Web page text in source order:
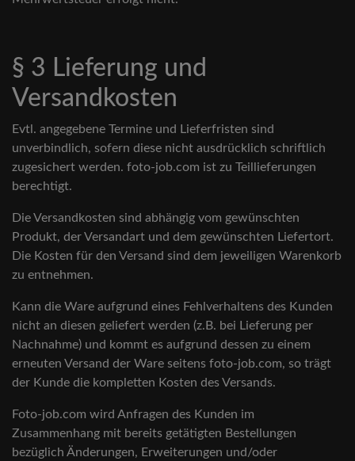
§ 3 Lieferung und
Versandkosten
Evtl. angegebene Termine und Lieferfristen sind
unverbindlich, sofern diese nicht ausdrücklich schriftlich
zugesichert werden. foto-job.com ist zu Teillieferungen
berechtigt.
Die Versandkosten sind abhängig vom gewünschten
Produkt, der Versandart und dem gewünschten Liefertort.
Die Kosten für den Versand sind dem jeweiligen Warenkorb
zu entnehmen.
Kann die Ware aufgrund eines Fehlverhaltens des Kunden
nicht an diesen geliefert werden (z.B. bei Lieferung per
Nachnahme) und kommt es aufgrund dessen zu einem
erneuten Versand der Ware seitens foto-job.com, so trägt
der Kunde die kompletten Kosten des Versands.
Foto-job.com wird Anfragen des Kunden im
Zusammenhang mit bereits getätigten Bestellungen
bezüglich Änderungen, Erweiterungen und/oder